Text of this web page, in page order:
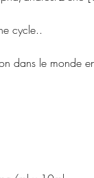
cycle..
dans le monde